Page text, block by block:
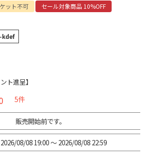
ット不可
セール対象商品 10%OFF
kdef
ト進呈】
5
販売開始前です。
2026/08/08 19:00〜 2026/08/08 22:59